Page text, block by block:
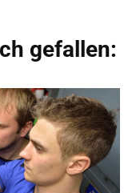
gefallen: